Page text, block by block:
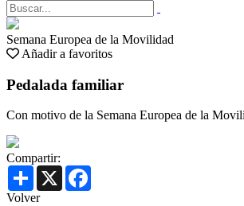
Semana Europea de la Movilidad
Añadir a favoritos
Pedalada familiar
Con motivo de la Semana Europea de la
Compartir:
Share X
Volver